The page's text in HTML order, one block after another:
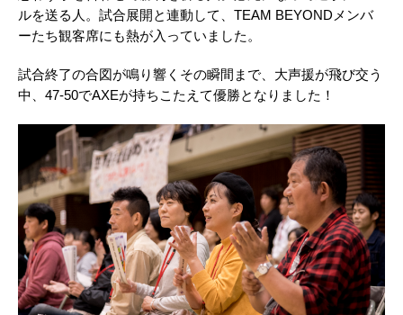
ルを送る人。試合展開と連動して、TEAM BEYONDメンバ
ーたち観客席にも熱が入っていました。
試合終了の合図が鳴り響くその瞬間まで、大声援が飛び交う
中、47-50でAXEが持ちこたえて優勝となりました！